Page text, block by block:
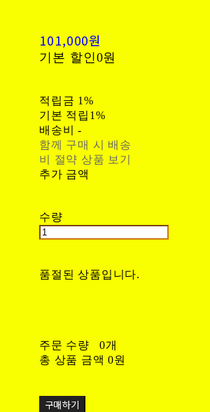
101,000원
기본 할인0원
적립금 1%
기본 적립 1%
배송비-
함께 구매 시 배송
비 절약 상품 보기
추가 금액
수량
품절된 상품입니다.
주문 수량
0개
총 상품 금액 0원
구매하기